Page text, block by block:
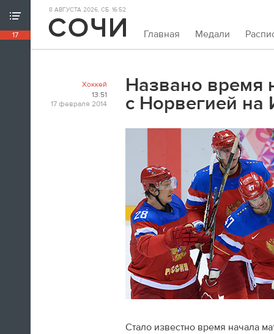
17
ХРОНИКА ИГР
18:39
8 АВГУСТА 2026, СБ. 16:52
Главная Медали
Хоккей
13:51
17 февраля 2014
Названо время
с Норвегией на
Стало известно время начала